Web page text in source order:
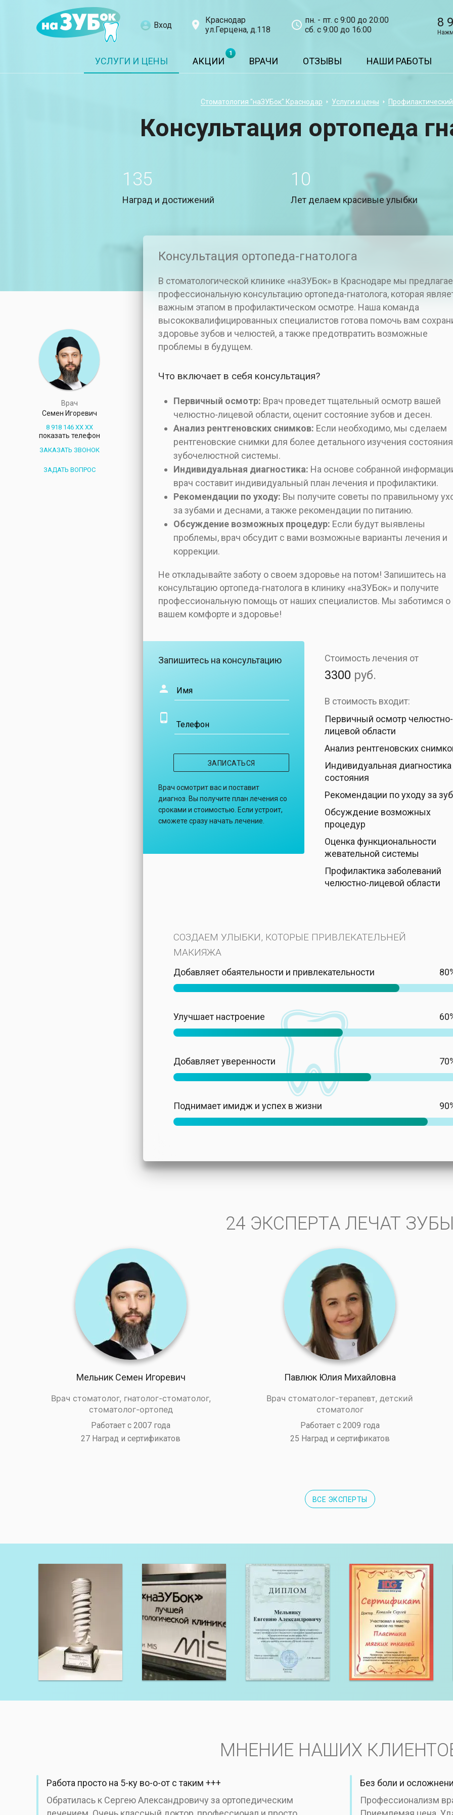
Вход
Краснодар
ул.Герцена, д.118
пн. - пт. с 9:00 до 20:00
сб. с 9:00 до 16:00
8
УСЛУГИ И ЦЕНЫ АКЦИИ
1
ВРАЧИ ОТЗЫВЫ НАШИ РАБОТЫ
Стоматология "наЗУБок" Краснодар Услуги и цены
Консультация ортопеда
135
Наград и достижений
10
Лет делаем красивые улыбки
Врач
Семен Игоревич
8 918 146 XX XX
показать телефон
ЗАКАЗАТЬ ЗВОНОК
ЗАДАТЬ ВОПРОС
Консультация ортопеда-гнатолога
В стоматологической клинике «наЗУБок» в Краснодаре мы
профессиональную консультацию ортопеда-гнатолога, которая
важным этапом в профилактическом осмотре. Наша команда
высококвалифицированных специалистов готова помочь вам
здоровье зубов и челюстей, а также предотвратить возможные
проблемы в будущем.
Что включает в себя консультация?
Первичный осмотр: Врач проведет тщательный осмотр вашей
челюстно-лицевой области, оценит состояние зубов и десен.
Анализ рентгеновских снимков: Если необходимо, мы сделаем
рентгеновские снимки для более детального изучения состояния
зубочелюстной системы.
Индивидуальная диагностика: На основе собранной
врач составит индивидуальный план лечения и профилактики.
Рекомендации по уходу: Вы получите советы по правильному
за зубами и деснами, а также рекомендации по питанию.
Обсуждение возможных процедур: Если будут выявлены
проблемы, врач обсудит с вами возможные варианты лечения и
коррекции.
Не откладывайте заботу о своем здоровье на потом! Запишитесь на
консультацию ортопеда-гнатолога в клинику «наЗУБок» и получите
профессиональную помощь от наших специалистов. Мы заботимся о
вашем комфорте и здоровье!
Запишитесь на консультацию
Имя
Телефон
ЗАПИСАТЬСЯ
Врач осмотрит вас и поставит
диагноз. Вы получите план лечения со
сроками и стоимостью. Если устроит,
сможете сразу начать лечение.
Стоимость лечения от
3300 руб.
В стоимость входит:
Первичный осмотр челюстно-
лицевой области
Анализ рентгеновских
Индивидуальная диагностика
состояния
Рекомендации по уходу за
Обсуждение возможных
процедур
Оценка функциональности
жевательной системы
Профилактика заболеваний
челюстно-лицевой области
СОЗДАЕМ УЛЫБКИ, КОТОРЫЕ ПРИВЛЕКАТЕЛЬНЕЙ
МАКИЯЖА
Добавляет обаятельности и привлекательности
Улучшает настроение
Добавляет уверенности
Поднимает имидж и успех в жизни
24 ЭКСПЕРТА ЛЕЧАТ
Мельник Семен Игоревич
Врач стоматолог, гнатолог-стоматолог,
стоматолог-ортопед
Работает с 2007 года
27 Наград и сертификатов
Павлюк Юлия Михайловна
Врач стоматолог-терапевт, детский
стоматолог
Работает с 2009 года
25 Наград и сертификатов
ВСЕ ЭКСПЕРТЫ
МНЕНИЕ НАШИХ
Работа просто на 5-ку во-о-от с таким +++
Обратилась к Сергею Александровичу за ортопедическим
Без боли и
Профессионализм